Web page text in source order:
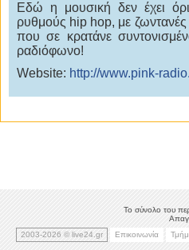
Εδώ η μουσική δεν έχει
ρυθμούς hip hop, με
που σε κρατάνε
ραδιόφωνο!
Website: http://www.pink-
Το σύνολο του
2003-2026 © live24.gr
Επικοινωνία